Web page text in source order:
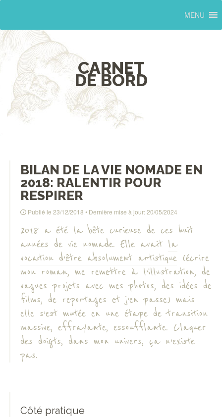
MENU
CARNET
DE BORD
BILAN DE LA VIE NOMADE EN
2018: RALENTIR POUR
RESPIRER
Publié le 23/12/2018 • Dernière mise à jour:20/05/2024
2018 a été la bête curieuse de ces huit
années de vie nomade. Elle avait la
vocation d’être absolument artistique(écrire
mon roman, me remettre à l’illustration, de
vagues projets avec mes photos, des idées de
films, de reportages et j’en passe) mais
elle s’est mutée en une étape de transition
massive, effrayante, essoufflante. Claquer
des doigts, dans mon univers, ça n’existe
pas.
Côté pratique